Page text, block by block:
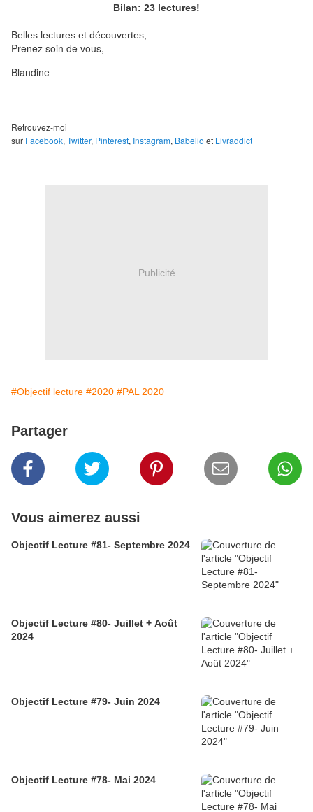
Bilan: 23 lectures!
Belles lectures et découvertes,
Prenez soin de vous,
Blandine
Retrouvez-moi
sur Facebook, Twitter, Pinterest, Instagram, Babelio et Livraddict
Publicité
#Objectif lecture #2020 #PAL 2020
Partager
Vous aimerez aussi
Objectif Lecture #81- Septembre 2024
Objectif Lecture #80- Juillet + Août
2024
Objectif Lecture #79- Juin 2024
Objectif Lecture #78- Mai 2024